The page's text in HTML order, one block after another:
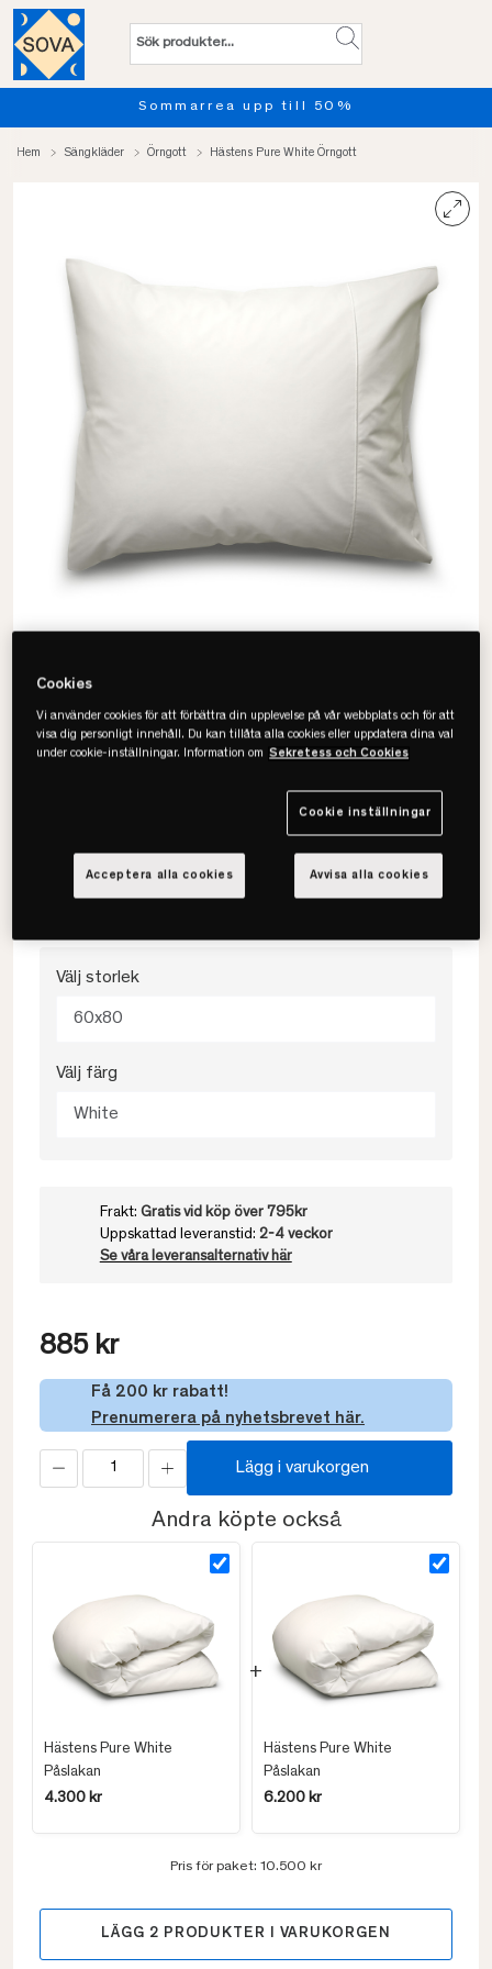
Sommarrea upp till 50%
Hem Sängkläder Örngott Hästens Pure White Örngott
• 100% bomull
• Percale
• Enfärgat vitt
Välj storlek
60x80
Välj färg
White
Frakt: Gratis vid köp över 795kr
Uppskattad leveranstid: 2-4 veckor
Se våra leveransalternativ här
885 kr
Få 200 kr rabatt!
Prenumerera på nyhetsbrevet här.
Lägg i varukorgen
Andra köpte också
Hästens Pure White
Påslakan
4.300 kr
Hästens Pure White
Påslakan
6.200 kr
Pris för paket: 10.500 kr
LÄGG 2 PRODUKTER I VARUKORGEN
Cookies
Vi använder cookies för att förbättra din upplevelse på vår webbplats och för att
visa dig personligt innehåll. Du kan tillåta alla cookies eller uppdatera dina val
under cookie-inställningar. Information om Sekretess och Cookies
Cookie inställningar
Avvisa alla cookies
Acceptera alla cookies